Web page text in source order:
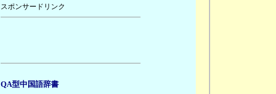
スポンサードリンク
QA型中国語辞書